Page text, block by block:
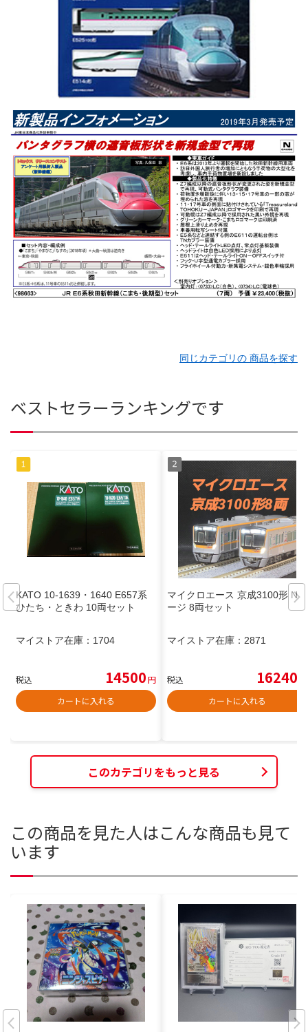
同じカテゴリの 商品を探す
ベストセラーランキングです
KATO 10-1639・1640 E657系
ひたち・ときわ 10両セット
マイストア在庫： 1704
税込 14500円
カートに入れる
マイクロエース 京成3100形 Nゲ
ージ 8両セット
マイストア在庫： 2871
税込 16240
カートに入れる
このカテゴリをもっと見る
この商品を見た人はこんな商品も見て
います